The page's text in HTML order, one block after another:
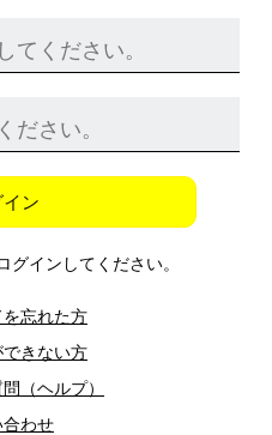
イン
グインしてください。
忘れた方
できない方
（ヘルプ）
合わせ